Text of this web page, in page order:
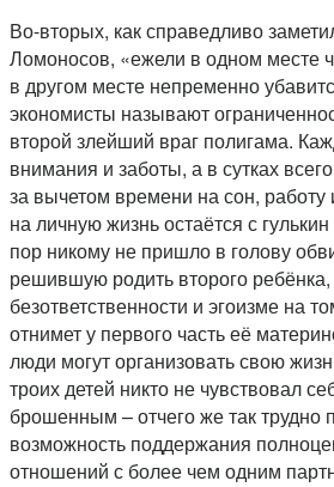
Во-вторых, как справедливо
Ломоносов, «ежели в одном месте
в другом месте непременно
экономисты называют
второй злейший враг полигама.
внимания и заботы, а в сутках
за вычетом времени на сон,
на личную жизнь остаётся с
пор никому не пришло в голову
решившую родить второго ребёнка,
безответственности и эгоизме на
отнимет у первого часть её
люди могут организовать свою
троих детей никто не чувствовал
брошенным – отчего же так трудно
возможность поддержания
отношений с более чем одним